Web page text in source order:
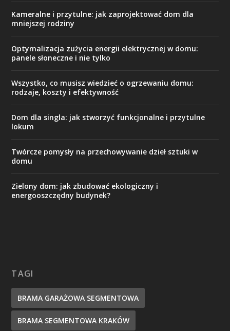
Kameralne i przytulne: jak zaprojektować dom dla
mniejszej rodziny
Optymalizacja zużycia energii elektrycznej w domu:
panele słoneczne i nie tylko
Wszystko, co musisz wiedzieć o ogrzewaniu domu:
rodzaje, koszty i efektywność
Dom dla singla: jak stworzyć funkcjonalne i przytulne
lokum
Twórcze pomysły na przechowywanie dzieł sztuki w
domu
Zielony dom: jak zbudować ekologiczny i
energooszczędny budynek?
TAGI
BRAMA GARAŻOWA SEGMENTOWA
BRAMA SEGMENTOWA KRAKÓW